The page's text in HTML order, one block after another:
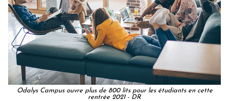
Odalys Campus ouvre plus de 800 lits pour les étudiants en cette
rentrée 2021 - DR